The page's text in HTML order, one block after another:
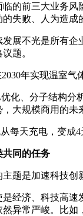
的前三大业务风
失败、人为造成
展不光是所有企
题。
年实现温室气
化、分子结构分
大规模商用的未
每天充电，变成4
共同的任务
题是加速科技创
经济、科技高速
然异常严峻。比如